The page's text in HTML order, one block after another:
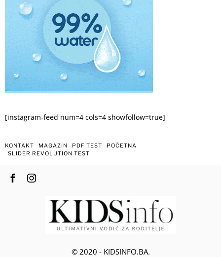
[instagram-feed num=4 cols=4 showfollow=true]
KONTAKT MAGAZIN PDF TEST
POČETNA
SLIDER REVOLUTION TEST
© 2020 - KIDSINFO.BA.